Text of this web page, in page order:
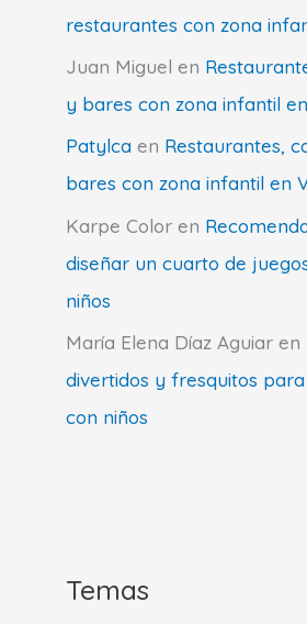
restaurantes con zona
Juan Miguel en
y bares con zona infantil
Patylca en Restaurantes,
bares con zona infantil en
Karpe Color en
diseñar un cuarto de
niños
María Elena Díaz Aguiar en
divertidos y fresquitos
con niños
Temas